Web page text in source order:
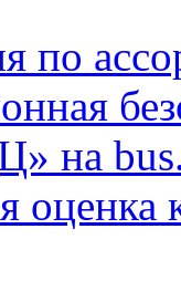
по
на
оценка